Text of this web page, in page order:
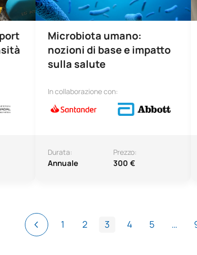
Microbiota umano:
nozioni di base e impatto
sulla salute
In collaborazione con:
Durata:
Annuale
Prezzo:
300 €
1 2 3 4 5 …